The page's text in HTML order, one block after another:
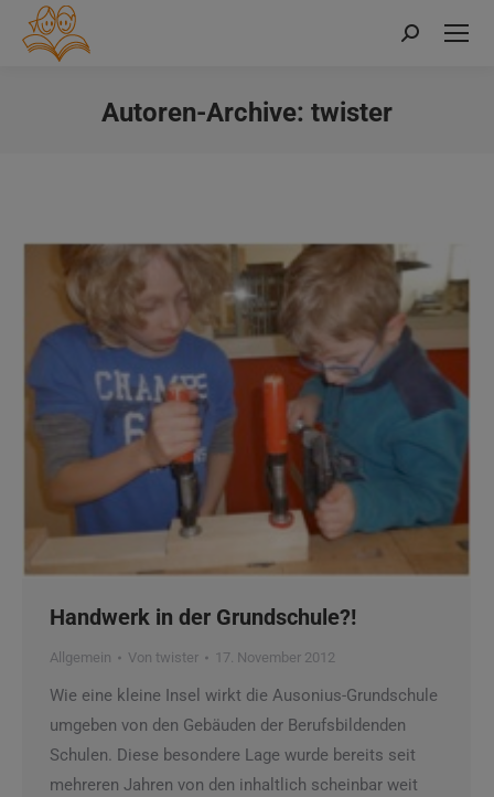
Search:
Autoren-Archive: twister
Handwerk in der Grundschule?!
Allgemein Von twister 17. November 2012
Wie eine kleine Insel wirkt die Ausonius-Grundschule
umgeben von den Gebäuden der Berufsbildenden
Schulen. Diese besondere Lage wurde bereits seit
mehreren Jahren von den inhaltlich scheinbar weit